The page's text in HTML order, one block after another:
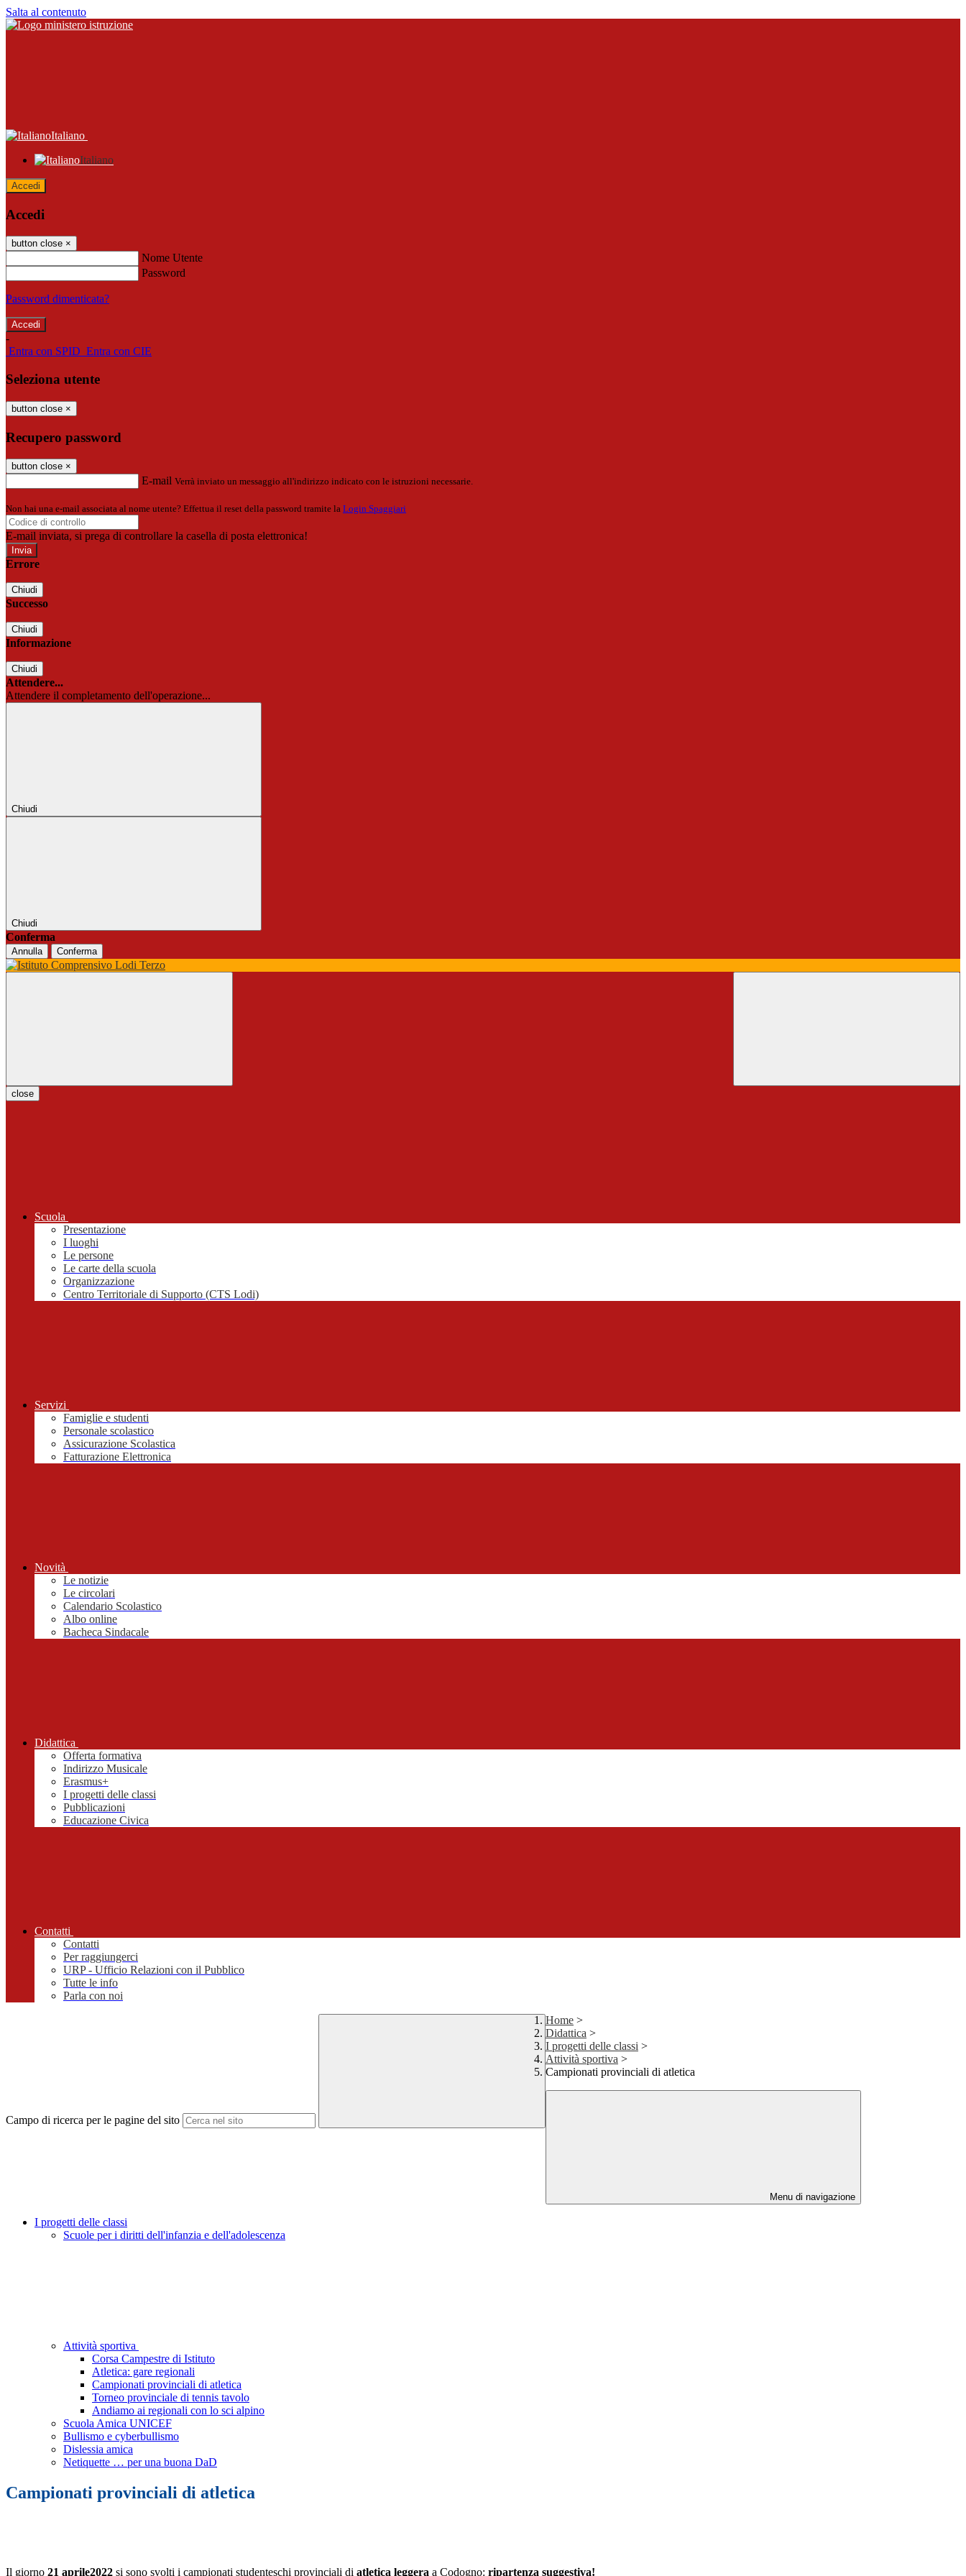
Salta al contenuto
Italiano
Italiano
Accedi
Accedi
button close ×
Nome Utente
Password
Password dimenticata?
-
Entra con SPID Entra con CIE
Seleziona utente
button close ×
Recupero password
button close ×
E-mail Verrà inviato un messaggio all'indirizzo indicato con le istruzioni necessarie.
Non hai una e-mail associata al nome utente? Effettua il reset della password tramite la Login Spaggiari
E-mail inviata, si prega di controllare la casella di posta elettronica!
Errore
Chiudi
Successo
Chiudi
Informazione
Chiudi
Attendere...
Attendere il completamento dell'operazione...
Chiudi
Chiudi
Conferma
Annulla Conferma
close
Scuola
Presentazione
I luoghi
Le persone
Le carte della scuola
Organizzazione
Centro Territoriale di Supporto (CTS Lodi)
Servizi
Famiglie e studenti
Personale scolastico
Assicurazione Scolastica
Fatturazione Elettronica
Novità
Le notizie
Le circolari
Calendario Scolastico
Albo online
Bacheca Sindacale
Didattica
Offerta formativa
Indirizzo Musicale
Erasmus+
I progetti delle classi
Pubblicazioni
Educazione Civica
Contatti
Contatti
Per raggiungerci
URP - Ufficio Relazioni con il Pubblico
Tutte le info
Parla con noi
Campo di ricerca per le pagine del sito
Home >
Didattica >
I progetti delle classi >
Attività sportiva >
Campionati provinciali di atletica
Menu di navigazione
I progetti delle classi
Scuole per i diritti dell'infanzia e dell'adolescenza
Attività sportiva
Corsa Campestre di Istituto
Atletica: gare regionali
Campionati provinciali di atletica
Torneo provinciale di tennis tavolo
Andiamo ai regionali con lo sci alpino
Scuola Amica UNICEF
Bullismo e cyberbullismo
Dislessia amica
Netiquette … per una buona DaD
Campionati provinciali di atletica
Il giorno 21 aprile2022 si sono svolti i campionati studenteschi provinciali di atletica leggera a Codogno: ripartenza suggestiva!